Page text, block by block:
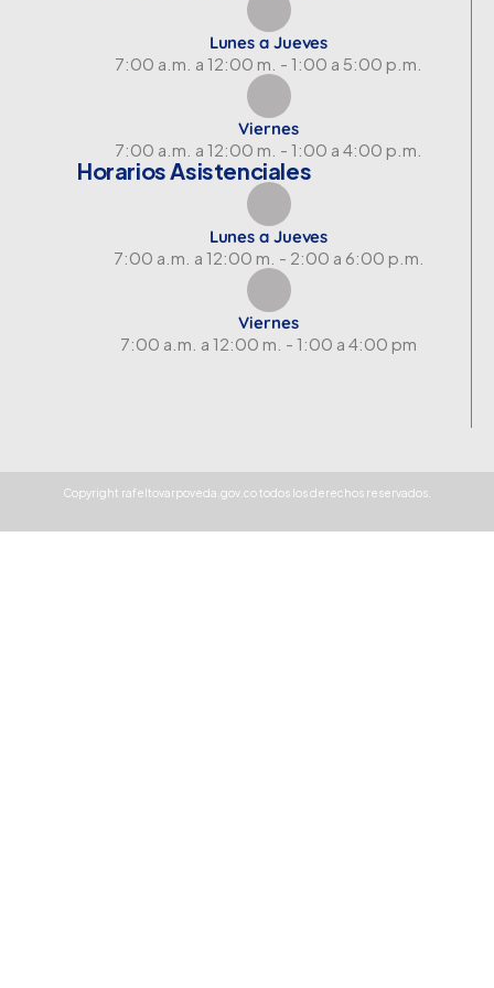
Lunes a Jueves
7:00 a.m. a 12:00 m. - 1:00 a 5:00 p.m.
Viernes
7:00 a.m. a 12:00 m. - 1:00 a 4:00 p.m.
Horarios Asistenciales
Lunes a Jueves
7:00 a.m. a 12:00 m. - 2:00 a 6:00 p.m.
Viernes
7:00 a.m. a 12:00 m. - 1:00 a 4:00 pm
Copyright rafeltovarpoveda.gov.co todos los derechos reservados.